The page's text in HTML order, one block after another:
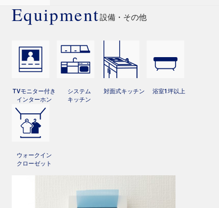
Equipment設備・その他
TVモニター付き
インターホン
システム
キッチン
対面式キッチン 浴室1坪以上
ウォークイン
クローゼット